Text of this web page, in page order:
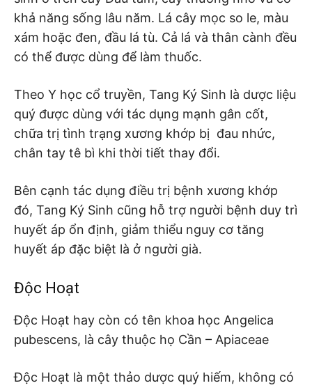
khả năng sống lâu năm. Lá cây mọc so le, màu
xám hoặc đen, đầu lá tù. Cả lá và thân cành đều
có thể được dùng để làm thuốc.
Theo Y học cổ truyền, Tang Ký Sinh là dược liệu
quý được dùng với tác dụng mạnh gân cốt,
chữa trị tình trạng xương khớp bị đau nhức,
chân tay tê bì khi thời tiết thay đổi.
Bên cạnh tác dụng điều trị bệnh xương khớp
đó, Tang Ký Sinh cũng hỗ trợ người bệnh duy trì
huyết áp ổn định, giảm thiểu nguy cơ tăng
huyết áp đặc biệt là ở người già.
Độc Hoạt
Độc Hoạt hay còn có tên khoa học Angelica
pubescens, là cây thuộc họ Cần – Apiaceae
Độc Hoạt là một thảo dược quý hiếm, không có